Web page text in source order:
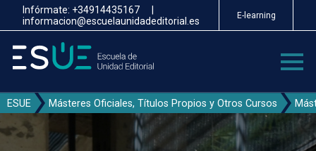
Pasar
contenido
principal
Infórmate: +34914435167
|
informacion@escuelaunidadeditorial.es
E-learning
ESUE Másteres Oficiales, Títulos Propios y Otros Cursos